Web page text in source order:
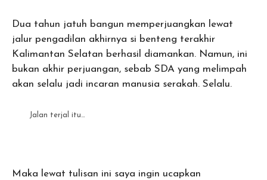
Dua tahun jatuh bangun memperjuangkan lewat
jalur pengadilan akhirnya si benteng terakhir
Kalimantan Selatan berhasil diamankan. Namun, ini
bukan akhir perjuangan, sebab SDA yang melimpah
akan selalu jadi incaran manusia serakah. Selalu.
Jalan terjal itu…
Maka lewat tulisan ini saya ingin ucapkan